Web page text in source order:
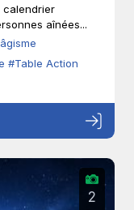
calendrier
aînées...
#Table Action
2